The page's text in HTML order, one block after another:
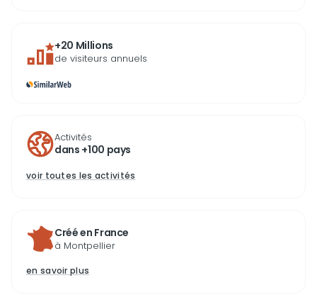
+20 Millions
de visiteurs annuels
Activités
dans +100 pays
voir toutes les activités
Créé en France
à Montpellier
en savoir plus